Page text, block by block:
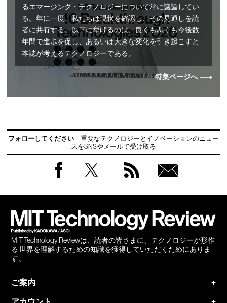
るエマージング・テクノロジーについて常に議論してい
る。年に一度、私たちは現状を確認し、その見通しを読
者に共有する。以下に挙げるのは、良くも悪くも今後数
年間で進歩を促し、あるいは大きな変化を引き起こすと
本誌が考えるテクノロジーである。
特集ページへ
フォローしてください
重要なテクノロジーとイノベーションのニュー
スをSNSやメールで受け取る
MIT Technology Reviewは、読者の皆さまに、テクノロジーが形作
る 世界を理解するための知識を獲得していただくためにありま
す。
ご案内
+